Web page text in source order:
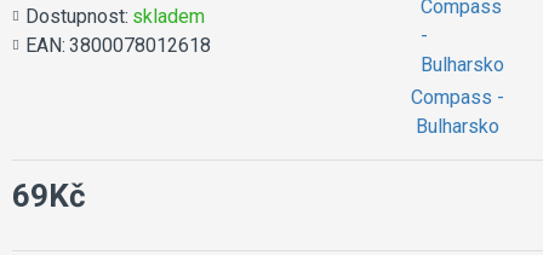
Dostupnost: skladem
EAN: 3800078012618
Compass -
Bulharsko
69Kč